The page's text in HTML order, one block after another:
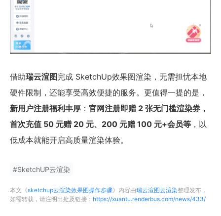
借助瑞云渲图完成 SketchUp效果图渲染，无需担忧本地
硬件限制，还能享受高效便捷的服务。更值得一提的是，
新用户注册福利丰厚 ： 官网注册即赠 2 张无门槛渲染券，
首次充值 50 元赠 20 元、200 元赠 100 元+会员等 ，以
低成本就能开启高质量渲染体验。
#SketchUP云渲染
本文《sketchup云渲染效果图操作步骤》内容由瑞云渲图云渲染整理发布，
如需转载，请注明出处及链接： https://xuantu.renderbus.com/news/433/